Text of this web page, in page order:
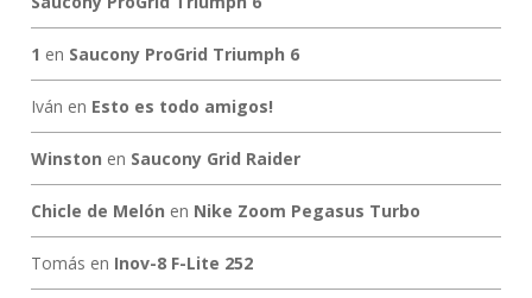
1 en Saucony ProGrid Triumph 6
Iván en Esto es todo amigos!
Winston en Saucony Grid Raider
Chicle de Melón en Nike Zoom Pegasus Turbo
Tomás en Inov-8 F-Lite 252